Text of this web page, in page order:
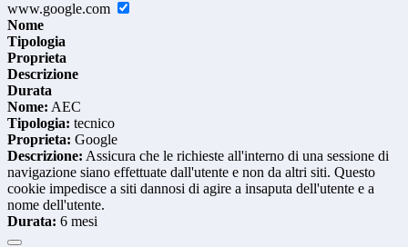
www.google.com
Nome
Tipologia
Proprieta
Descrizione
Durata
Nome: AEC
Tipologia: tecnico
Proprieta: Google
Descrizione: Assicura che le richieste all'interno di una sessione di
navigazione siano effettuate dall'utente e non da altri siti. Questo
cookie impedisce a siti dannosi di agire a insaputa dell'utente e a
nome dell'utente.
Durata: 6 mesi